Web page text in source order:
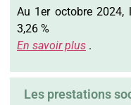
Au 1er octobre 2024,
3,26 %
En savoir plus .
Les prestations